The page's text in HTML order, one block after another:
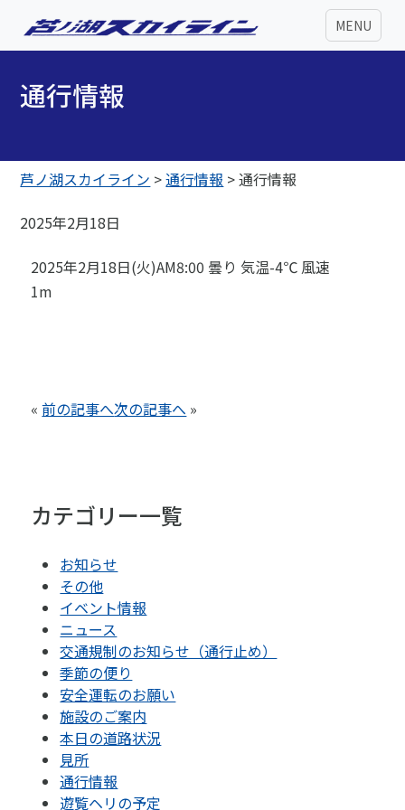
MENU
通行情報
芦ノ湖スカイライン >通行情報 >通行情報
2025年2月18日
2025年2月18日(火)AM8:00 曇り 気温-4℃ 風速
1m
«前の記事へ次の記事へ »
カテゴリー一覧
お知らせ
その他
イベント情報
ニュース
交通規制のお知らせ（通行止め）
季節の便り
安全運転のお願い
施設のご案内
本日の道路状況
見所
通行情報
遊覧ヘリの予定